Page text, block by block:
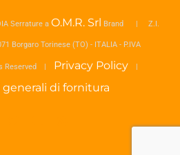
Serrature a O.M.R. Srl Brand | Z.I.
Borgaro Torinese (TO) - ITALIA - P.IVA
Reserved | Privacy Policy |
di fornitura